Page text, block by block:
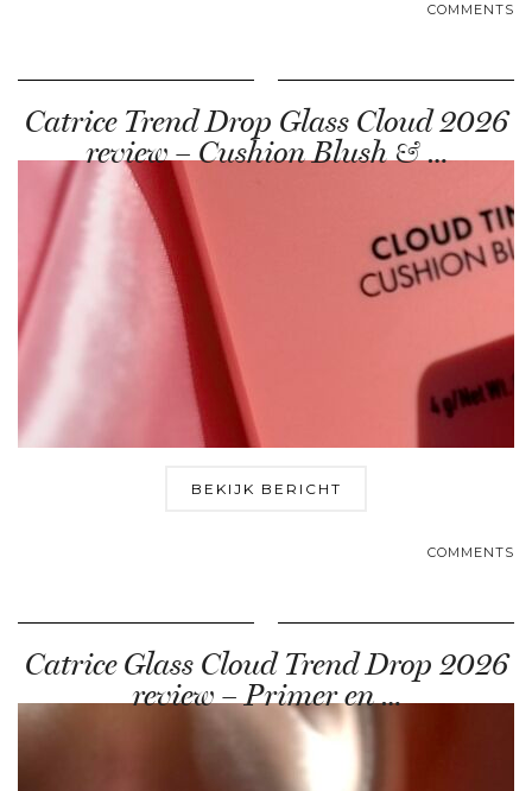
COMMENTS
Catrice Trend Drop Glass Cloud 2026
review – Cushion Blush & …
BEKIJK BERICHT
COMMENTS
Catrice Glass Cloud Trend Drop 2026
review – Primer en …